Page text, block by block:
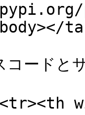
コードと